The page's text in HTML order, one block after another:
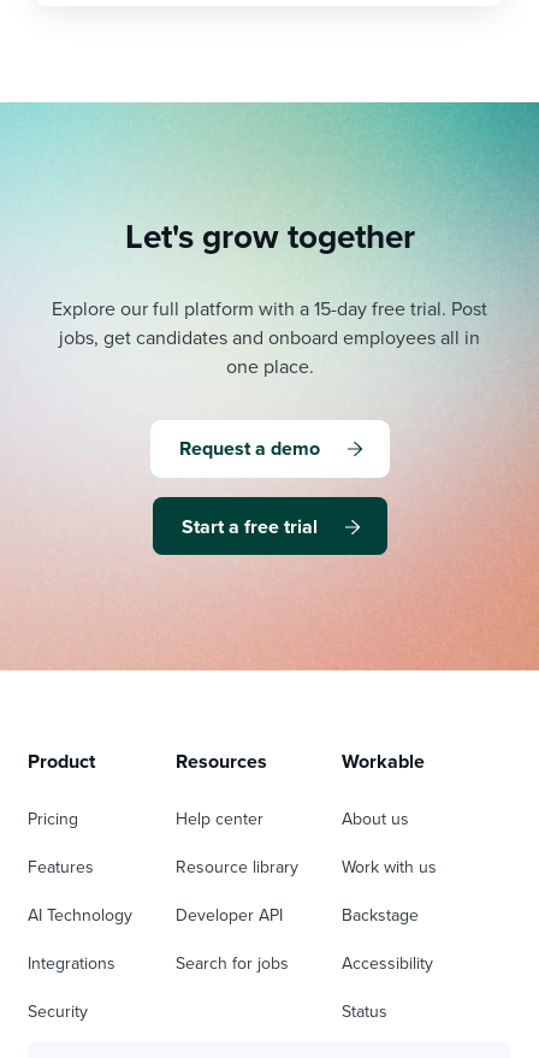
Let's grow together
Explore our full platform with a 15-day free trial. Post
jobs, get candidates and onboard employees all in
one place.
Request a demo
Start a free trial
Product
Pricing
Features
AI Technology
Integrations
Security
Resources
Help center
Resource library
Developer API
Search for jobs
Workable
About us
Work with us
Backstage
Accessibility
Status